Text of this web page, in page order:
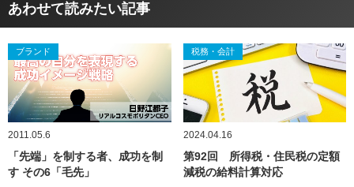
あわせて読みたい記事
ブランド
2011.05.6
「先端」を制する者、成功を制
す その6「毛先」
税務・会計
2024.04.16
第92回 所得税・住民税の定額
減税の給料計算対応